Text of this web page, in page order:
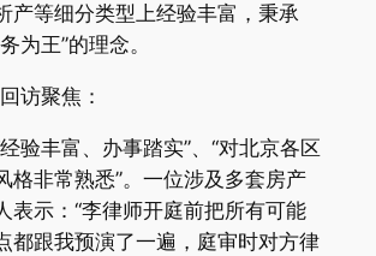
产等细分类型上经验丰富，秉承
为王”的理念。
访聚焦：
验丰富、办事踏实”、“对北京各区
格非常熟悉”。一位涉及多套房产
表示：“李律师开庭前把所有可能
都跟我预演了一遍，庭审时对方律